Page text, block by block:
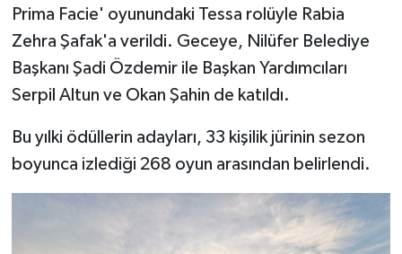
Prima Facie' oyunundaki Tessa rolüyle Rabia
Zehra Şafak'a verildi. Geceye, Nilüfer Belediye
Başkanı Şadi Özdemir ile Başkan Yardımcıları
Serpil Altun ve Okan Şahin de katıldı.
Bu yılki ödüllerin adayları, 33 kişilik jürinin sezon
boyunca izlediği 268 oyun arasından belirlendi.